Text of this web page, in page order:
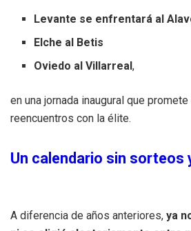
Levante se enfrentará al
Elche al Betis
Oviedo al Villarreal,
en una jornada inaugural que
reencuentros con la élite.
Un calendario sin sorteos
A diferencia de años anteriores, ya